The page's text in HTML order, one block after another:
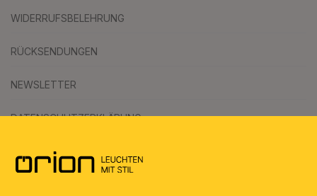
WIDERRUFSBELEHRUNG
RÜCKSENDUNGEN
NEWSLETTER
DATENSCHUTZERKLÄRUNG